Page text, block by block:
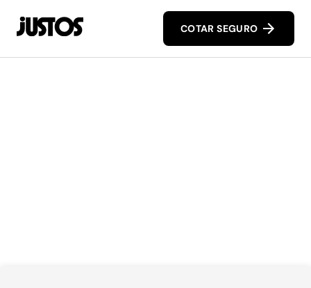
COTAR SEGURO